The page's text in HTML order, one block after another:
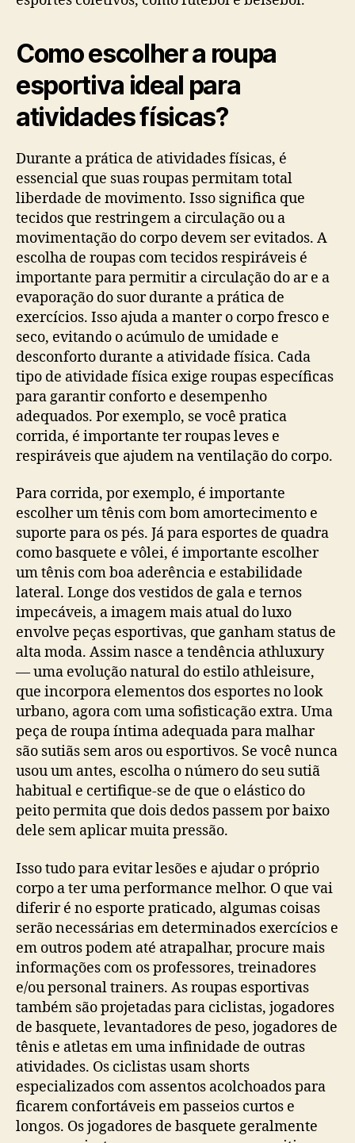
Como escolher a roupa
esportiva ideal para
atividades físicas?
Durante a prática de atividades físicas, é
essencial que suas roupas permitam total
liberdade de movimento. Isso significa que
tecidos que restringem a circulação ou a
movimentação do corpo devem ser evitados. A
escolha de roupas com tecidos respiráveis é
importante para permitir a circulação do ar e a
evaporação do suor durante a prática de
exercícios. Isso ajuda a manter o corpo fresco e
seco, evitando o acúmulo de umidade e
desconforto durante a atividade física. Cada
tipo de atividade física exige roupas específicas
para garantir conforto e desempenho
adequados. Por exemplo, se você pratica
corrida, é importante ter roupas leves e
respiráveis que ajudem na ventilação do corpo.
Para corrida, por exemplo, é importante
escolher um tênis com bom amortecimento e
suporte para os pés. Já para esportes de quadra
como basquete e vôlei, é importante escolher
um tênis com boa aderência e estabilidade
lateral. Longe dos vestidos de gala e ternos
impecáveis, a imagem mais atual do luxo
envolve peças esportivas, que ganham status de
alta moda. Assim nasce a tendência athluxury
— uma evolução natural do estilo athleisure,
que incorpora elementos dos esportes no look
urbano, agora com uma sofisticação extra. Uma
peça de roupa íntima adequada para malhar
são sutiãs sem aros ou esportivos. Se você nunca
usou um antes, escolha o número do seu sutiã
habitual e certifique-se de que o elástico do
peito permita que dois dedos passem por baixo
dele sem aplicar muita pressão.
Isso tudo para evitar lesões e ajudar o próprio
corpo a ter uma performance melhor. O que vai
diferir é no esporte praticado, algumas coisas
serão necessárias em determinados exercícios e
em outros podem até atrapalhar, procure mais
informações com os professores, treinadores
e/ou personal trainers. As roupas esportivas
também são projetadas para ciclistas, jogadores
de basquete, levantadores de peso, jogadores de
tênis e atletas em uma infinidade de outras
atividades. Os ciclistas usam shorts
especializados com assentos acolchoados para
ficarem confortáveis ​​em passeios curtos e
longos. Os jogadores de basquete geralmente